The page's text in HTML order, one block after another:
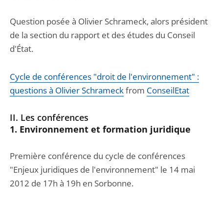
Question posée à Olivier Schrameck, alors président
de la section du rapport et des études du Conseil
d'État.
Cycle de conférences "droit de l'environnement" :
questions à Olivier Schrameckfrom ConseilEtat
II. Les conférences
1. Environnement et formation juridique
Première conférence du cycle de conférences
"Enjeux juridiques de l'environnement" le 14 mai
2012 de 17h à 19h en Sorbonne.